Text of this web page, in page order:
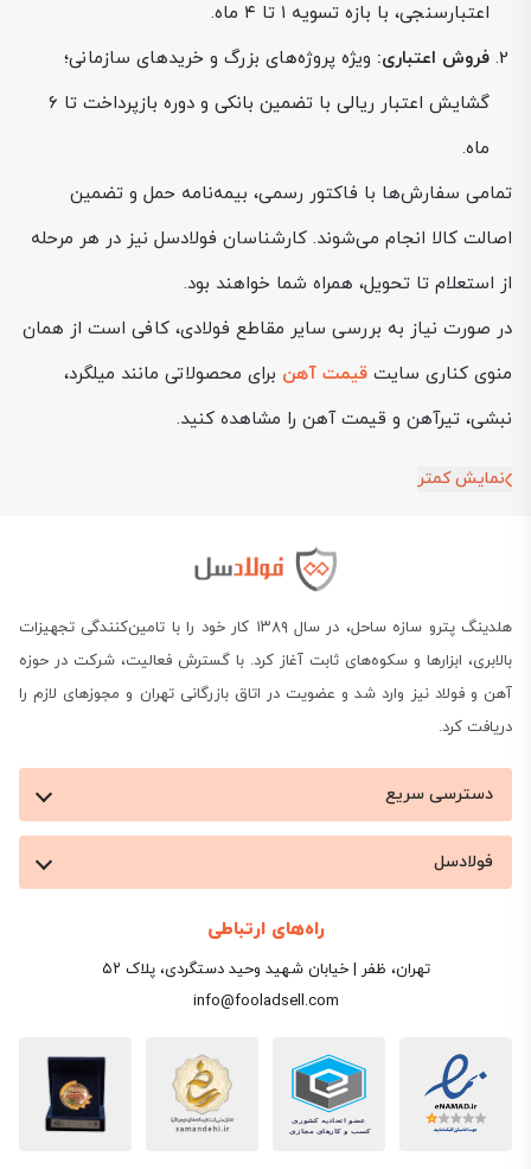
اعتبارسنجی، با بازه تسویه ۱ تا ۴ ماه.
فروش اعتباری: ویژه پروژه‌های بزرگ و خریدهای سازمانی؛
گشایش اعتبار ریالی با تضمین بانکی و دوره بازپرداخت تا ۶
ماه.
تمامی سفارش‌ها با فاکتور رسمی، بیمه‌نامه حمل و تضمین
اصالت کالا انجام می‌شوند. کارشناسان فولادسل نیز در هر مرحله
از استعلام تا تحویل، همراه شما خواهند بود.
در صورت نیاز به بررسی سایر مقاطع فولادی، کافی است از همان
منوی کناری سایت قیمت آهن برای محصولاتی مانند میلگرد،
نبشی، تیرآهن و قیمت آهن را مشاهده کنید.
نمایش کمتر
هلدینگ پترو سازه ساحل، در سال ۱۳۸۹ کار خود را با تامین‌کنندگی تجهیزات
بالابری، ابزارها و سکوه‌های ثابت آغاز کرد. با گسترش فعالیت، شرکت در حوزه
آهن و فولاد نیز وارد شد و عضویت در اتاق بازرگانی تهران و مجوزهای لازم را
دریافت کرد.
دسترسی سریع
فولادسل
راه‌های ارتباطی
تهران، ظفر | خیابان شهید وحید دستگردی، پلاک ۵۲
info@fooladsell.com